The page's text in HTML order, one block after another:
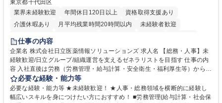
東京都千代田区
業界未経験歓迎
年間休日120日以上
資格取得支援あり
介護休暇あり
月平均残業時間20時間以内
未経験者歓迎
住宅手当あり
育休あり
完全週休2日制 交通費支給 土日祝休み 寮・社宅あり
仕事の内容
企業名 株式会社日立医薬情報ソリューションズ 求人名 【総務・人事】未
経験歓迎/日立グループ/組織運営を支えるゼネラリストを目指す 仕事の内
容 入社直後は労務（労務管理・給与計算・安全衛生・福利厚生等）からお
任せいたします。将来は総務・採用・教育業務へ守備範囲を広げ、組織運
営を支えるゼネラリストをめざせます。 ・初期業務：労働時間管理、給与
計算、社会保険対応、福利厚生管理、安全衛生、健康経営推進等をお任せ
必要な経験・能力等
必要な経験・能力等 ★未経験歓迎！ ★人事・総務領域を横断的に経験し
幅広いスキルを身につけたい方におすすめ！ ■労務管理(給与計算・社会保